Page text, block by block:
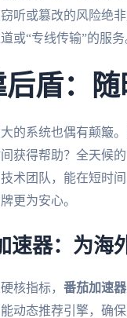
听或篡改的风险绝
或“专线传输”的服
后盾：
的系统也偶有颠簸
获得帮助？全天候
术团队，能在短时
更为安心。
速器：为海
核指标， 番茄加速器
动态推荐引擎，确